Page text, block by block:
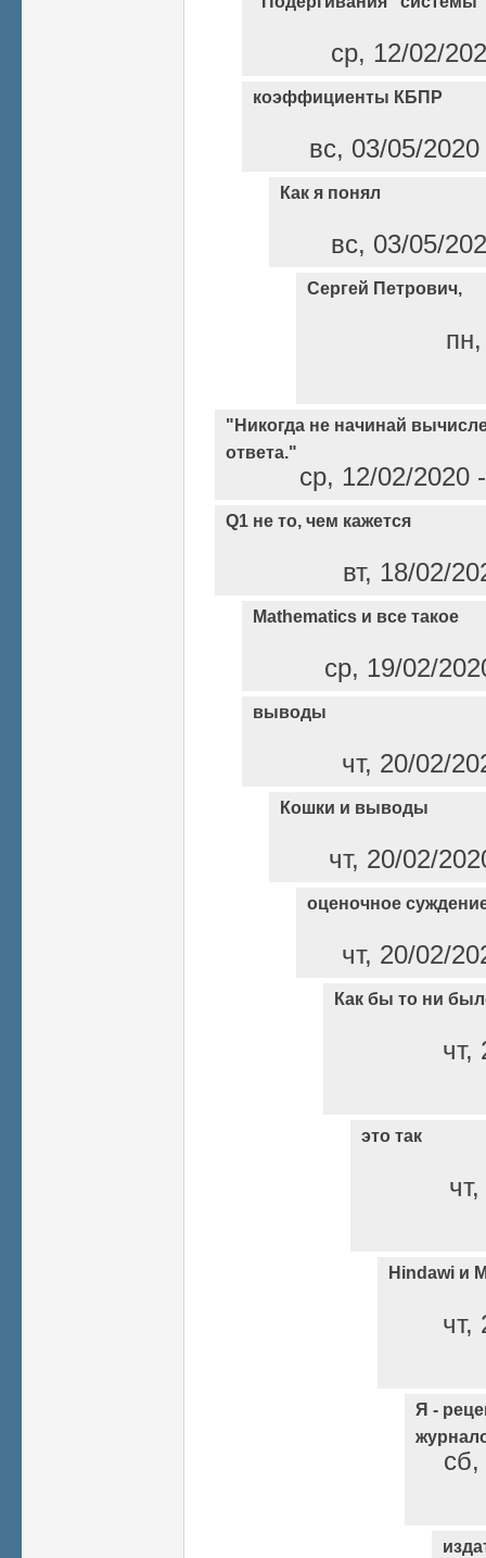
ср, 12/02/
коэффициенты КБПР
вс, 03/05/
Как я понял
вс, 03/05/
Сергей Петрович,
"Никогда не начинай
ответа."
ср, 12/02/
Q1 не то, чем кажется
вт, 18/02/
Mathematics и все такое
ср, 19/02/
выводы
чт, 20/02/
Кошки и выводы
чт, 20/02/
оценочное
чт, 20/02/
Как бы то ни
чт,
это так
Hindawi и
чт,
Я -